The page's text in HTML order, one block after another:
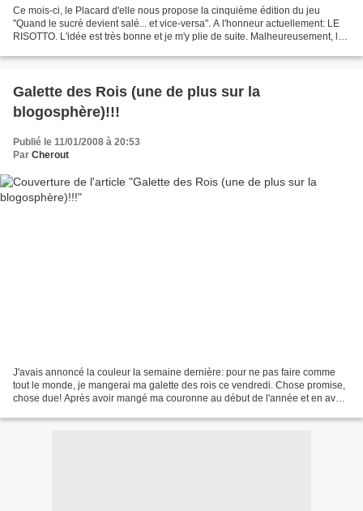
Ce mois-ci, le Placard d'elle nous propose la cinquième édition du jeu
"Quand le sucré devient salé... et vice-versa". A l'honneur actuellement: LE
RISOTTO. L'idée est très bonne et je m'y plie de suite. Malheureusement, les
Galette des Rois (une de plus sur la
blogosphère)!!!
Publié le 11/01/2008 à 20:53
Par Cherout
J'avais annoncé la couleur la semaine dernière: pour ne pas faire comme
tout le monde, je mangerai ma galette des rois ce vendredi. Chose promise,
chose due! Après avoir mangé ma couronne au début de l'année et en avoir